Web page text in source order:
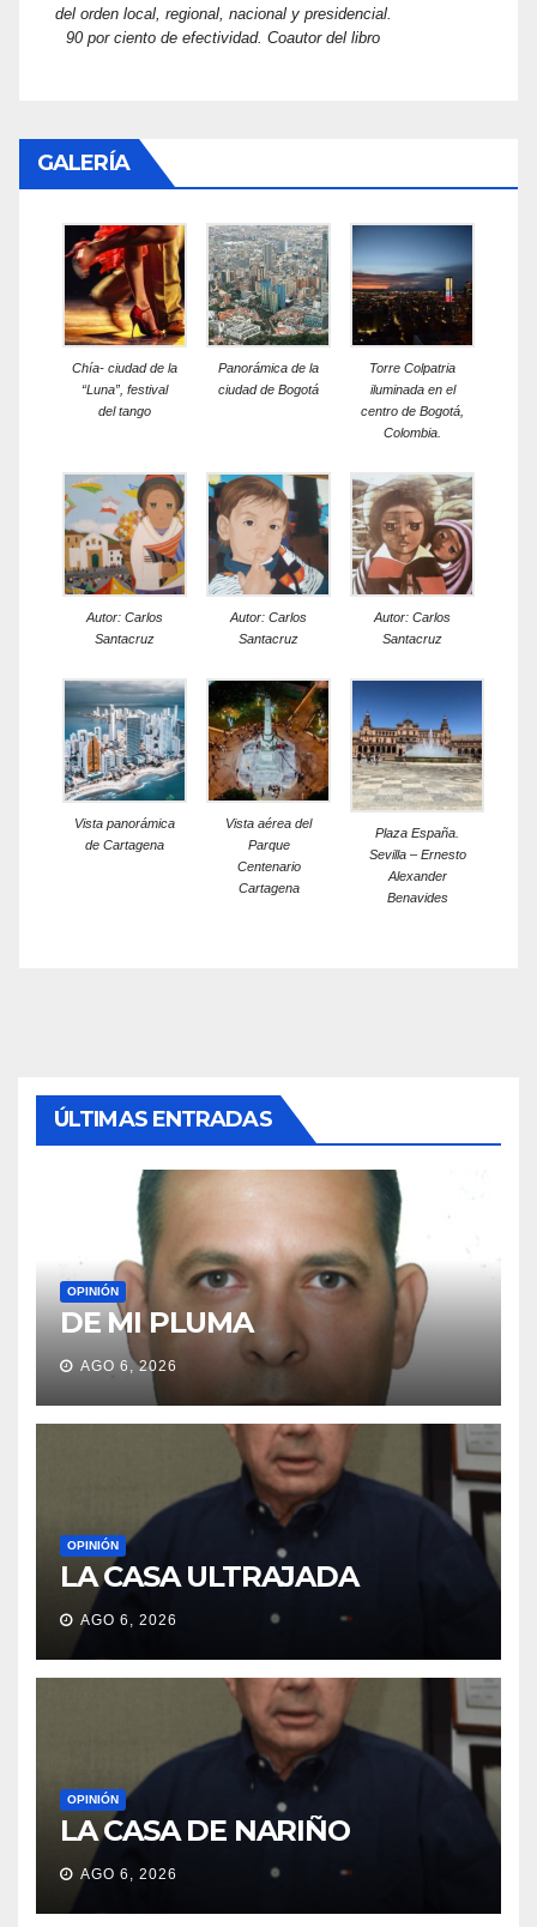
del orden local, regional, nacional y presidencial.
90 por ciento de efectividad. Coautor del libro
GALERÍA
Chía- ciudad de la
“Luna”, festival
del tango
Panorámica de la
ciudad de Bogotá
Torre Colpatria
iluminada en el
centro de Bogotá,
Colombia.
Autor: Carlos
Santacruz
Autor: Carlos
Santacruz
Autor: Carlos
Santacruz
Vista panorámica
de Cartagena
Vista aérea del
Parque
Centenario
Cartagena
Plaza España.
Sevilla – Ernesto
Alexander
Benavides
ÚLTIMAS ENTRADAS
OPINIÓN
DE MI PLUMA
AGO 6, 2026
OPINIÓN
LA CASA ULTRAJADA
AGO 6, 2026
OPINIÓN
LA CASA DE NARIÑO
AGO 6, 2026